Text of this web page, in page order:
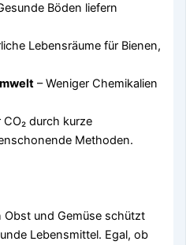
Böden liefern
Lebensräume für Bienen,
– Weniger Chemikalien
CO₂ durch kurze
Methoden.
Obst und Gemüse schützt
Lebensmittel. Egal, ob